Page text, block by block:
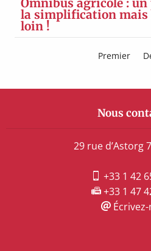
Omnibus agricole : un
la simplification mais
loin !
Premier
Nous
29 rue d’Astorg
+33 1 42
+33 1 47